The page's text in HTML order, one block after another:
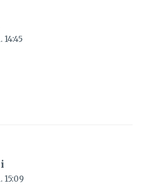
15:09